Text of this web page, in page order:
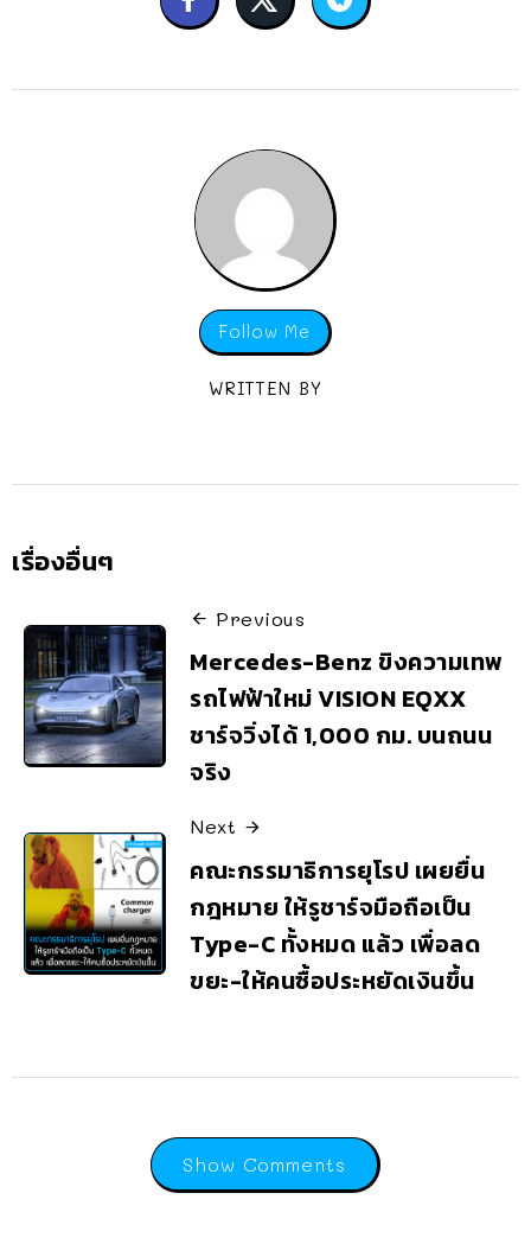
Follow Me
WRITTEN BY
เรื่องอื่นๆ
Previous
Mercedes-Benz ขิงความเทพ
รถไฟฟ้าใหม่ VISION EQXX
ชาร์จวิ่งได้ 1,000 กม. บนถนน
จริง
Next
คณะกรรมาธิการยุโรป เผยยื่น
กฎหมาย ให้รูชาร์จมือถือเป็น
Type-C ทั้งหมด แล้ว เพื่อลด
ขยะ-ให้คนซื้อประหยัดเงินขึ้น
Show Comments